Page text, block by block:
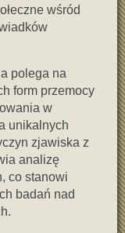
wśród
polega na
form przemocy
w
unikalnych
zjawiska z
analizę
co stanowi
badań nad